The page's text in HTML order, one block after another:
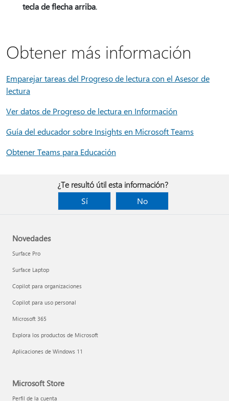
tecla de flecha arriba.
Obtener más información
Emparejar tareas del Progreso de lectura con el Asesor de
lectura
Ver datos de Progreso de lectura en Información
Guía del educador sobre Insights en Microsoft Teams
Obtener Teams para Educación
¿Te resultó útil esta información?
Sí
No
Novedades
Surface Pro
Surface Laptop
Copilot para organizaciones
Copilot para uso personal
Microsoft 365
Explora los productos de Microsoft
Aplicaciones de Windows 11
Microsoft Store
Perfil de la cuenta